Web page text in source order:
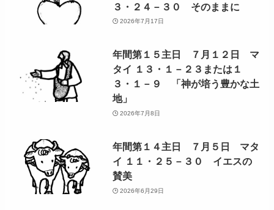
３・２４－３０ そのままに
2026年7月17日
年間第１５主日 ７月１２日 マ
タイ １３・１－２３または１
３・１－９ 「神が培う豊かな土
地」
2026年7月8日
年間第１４主日 ７月５日 マタ
イ １１・２５－３０ イエスの
賛美
2026年6月29日